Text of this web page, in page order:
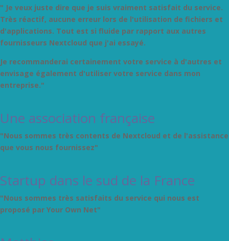
" Je veux juste dire que je suis vraiment satisfait du service.
Très réactif, aucune erreur lors de l'utilisation de fichiers et
d'applications. Tout est si fluide par rapport aux autres
fournisseurs Nextcloud que j'ai essayé.
Je recommanderai certainement votre service à d'autres et
envisage également d'utiliser votre service dans mon
entreprise."
Une association française
"Nous sommes très contents de Nextcloud et de l'assistance
que vous nous fournissez"
Startup dans le sud de la France
"Nous sommes très satisfaits du service qui nous est
proposé par Your Own Net"